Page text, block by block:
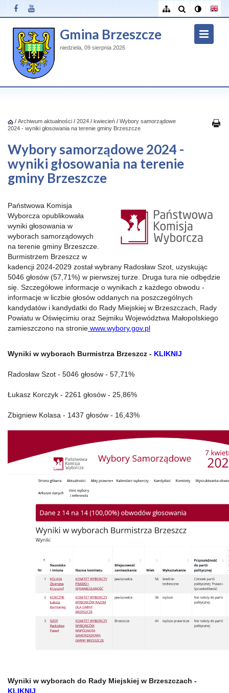
Gmina Brzeszcze
niedziela, 09 sierpnia 2026
/ Archiwum aktualności / 2024 / kwiecień / Wybory samorządowe
2024 - wyniki głosowania na terenie gminy Brzeszcze
Wybory samorządowe 2024 -
wyniki głosowania na terenie
gminy Brzeszcze
Państwowa Komisja
Wyborcza opublikowała
wyniki głosowania w
wyborach samorządowych
na terenie gminy Brzeszcze.
Burmistrzem Brzeszcz w
kadencji 2024-2029 został wybrany Radosław Szot, uzyskując
5046 głosów (57,71%) w pierwszej turze. Druga tura nie odbędzie
się. Szczegółowe informacje o wynikach z każdego obwodu -
informacje w liczbie głosów oddanych na poszczególnych
kandydatów i kandydatki do Rady Miejskiej w Brzeszczach, Rady
Powiatu w Oświęcimiu oraz Sejmiku Województwa Małopolskiego
zamieszczono na stronie www.wybory.gov.pl
Wyniki w wyborach Burmistrza Brzeszcz - KLIKNIJ
Radosław Szot - 5046 głosów - 57,71%
Łukasz Korczyk - 2261 głosów - 25,86%
Zbigniew Kolasa - 1437 głosów - 16,43%
Wyniki w wyborach do Rady Miejskiej w Brzeszczach -
KLIKNIJ